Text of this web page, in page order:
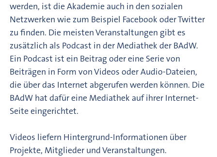
werden, ist die Akademie auch in den sozialen
Netzwerken wie zum Beispiel Facebook oder Twitter
zu finden. Die meisten Veranstaltungen gibt es
zusätzlich als Podcast in der Mediathek der BAdW.
Ein Podcast ist ein Beitrag oder eine Serie von
Beiträgen in Form von Videos oder Audio-Dateien,
die über das Internet abgerufen werden können. Die
BAdW hat dafür eine Mediathek auf ihrer Internet-
Seite eingerichtet.
Videos liefern Hintergrund-Informationen über
Projekte, Mitglieder und Veranstaltungen.